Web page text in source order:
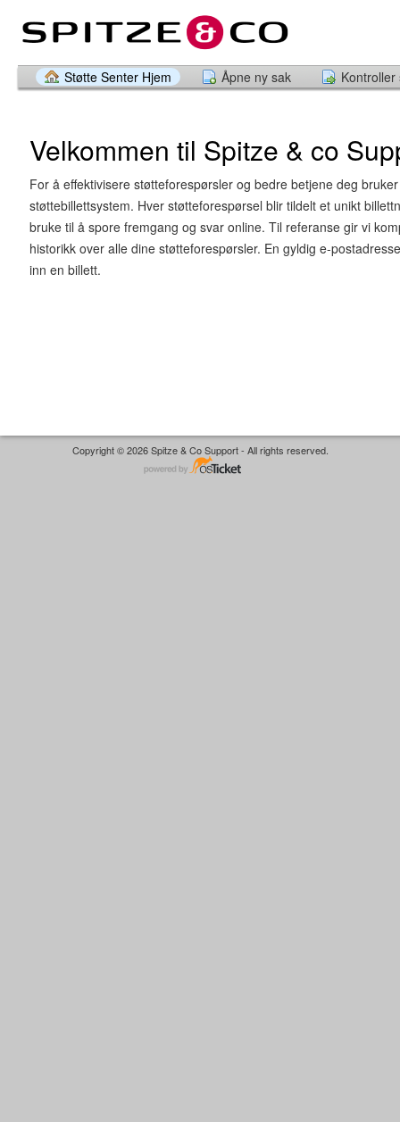
Støtte Senter Hjem Åpne ny sak Kontroller
Velkommen til Spitze & co
For å effektivisere støtteforespørsler og bedre betjene deg
støttebillettsystem. Hver støtteforespørsel blir tildelt et unikt
bruke til å spore fremgang og svar online. Til referanse gir vi
historikk over alle dine støtteforespørsler. En gyldig e-
inn en billett.
Copyright © 2026 Spitze & Co Support - All rights reserved.